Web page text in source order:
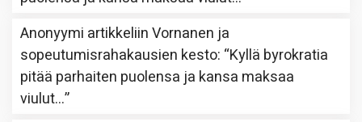
Anonyymi artikkeliinVornanen ja
sopeutumisrahakausien kesto: “Kyllä byrokratia
pitää parhaiten puolensa ja kansa maksaa
viulut…”